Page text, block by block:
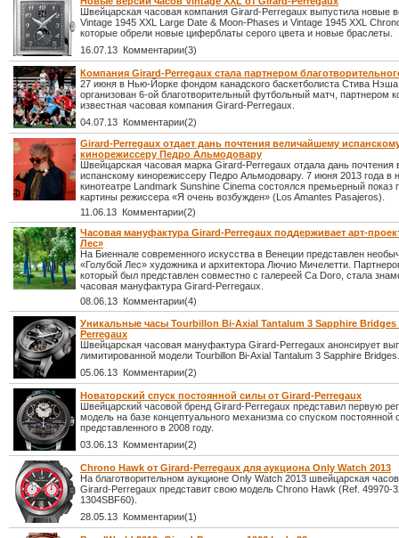
Швейцарская часовая компания Girard-Perregaux выпустила новые
Vintage 1945 XXL Large Date & Moon-Phases и Vintage 1945 XXL
которые обрели новые циферблаты серого цвета и новые браслеты.
16.07.13 Комментарии(3)
Компания Girard-Perregaux стала партнером
27 июня в Нью-Йорке фондом канадского баскетболиста Стива
организован 6-ой благотворительный футбольный матч, партнером
известная часовая компания Girard-Perregaux.
04.07.13 Комментарии(2)
Girard-Perregaux отдает дань почтения величайшему
кинорежиссеру Педро Альмодовару
Швейцарская часовая марка Girard-Perregaux отдала дань
испанскому кинорежиссеру Педро Альмодовару. 7 июня 2013 года в
кинотеатре Landmark Sunshine Cinema состоялся премьерный показ
картины режиссера «Я очень возбужден» (Los Amantes Pasajeros).
11.06.13 Комментарии(2)
Часовая мануфактура Girard-Perregaux поддерживает арт-
Лес»
На Биеннале современного искусства в Венеции представлен
«Голубой Лес» художника и архитектора Лючио Мичелетти.
который был представлен совместно с галереей Ca Doro, стала
часовая мануфактура Girard-Perregaux.
08.06.13 Комментарии(4)
Уникальные часы Tourbillon Bi-Axial Tantalum 3 Sapphire Bridges
Perregaux
Швейцарская часовая мануфактура Girard-Perregaux анонсирует
лимитированной модели Tourbillon Bi-Axial Tantalum 3 Sapphire Bridges.
05.06.13 Комментарии(2)
Новаторский спуск постоянной силы от Girard-Perregaux
Швейцарский часовой бренд Girard-Perregaux представил первую
модель на базе концептуального механизма со спуском постоянной
представленного в 2008 году.
03.06.13 Комментарии(2)
Chrono Hawk от Girard-Perregaux для аукциона Only Watch 2013
На благотворительном аукционе Only Watch 2013 швейцарская
Girard-Perregaux представит свою модель Chrono Hawk (Ref. 49970-
1304SBF60).
28.05.13 Комментарии(1)